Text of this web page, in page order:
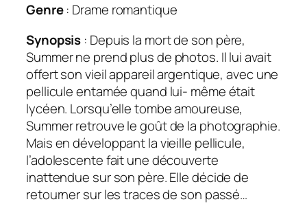
Genre: Drame romantique
Synopsis : Depuis la mort de son père,
Summer ne prend plus de photos. Il lui avait
offert son vieil appareil argentique, avec une
pellicule entamée quand lui- même était
lycéen. Lorsqu’elle tombe amoureuse,
Summer retrouve le goût de la photographie.
Mais en développant la vieille pellicule,
l’adolescente fait une découverte
inattendue sur son père. Elle décide de
retourner sur les traces de son passé…